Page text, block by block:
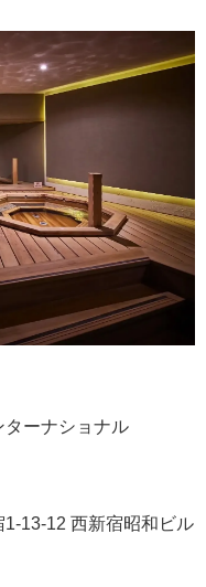
ナショナル
12 西新宿昭和ビル